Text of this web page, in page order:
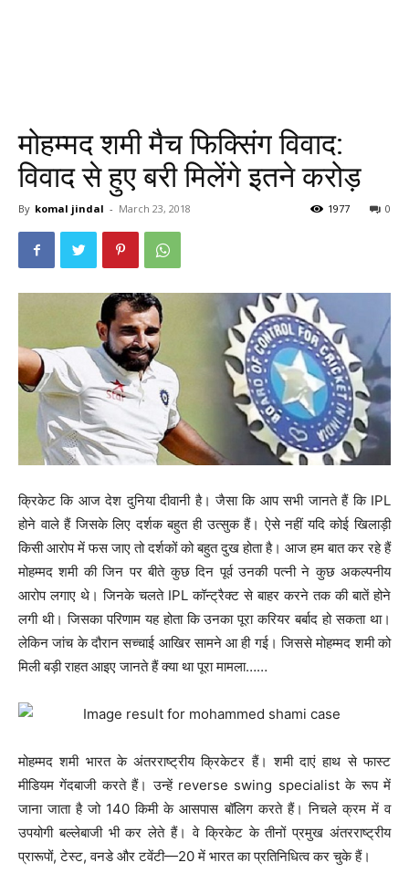
मोहम्मद शमी मैच फिक्सिंग विवाद:
विवाद से हुए बरी मिलेंगे इतने करोड़
By komal jindal - March 23, 2018 0
1977
क्रिकेट कि आज देश दुनिया दीवानी है। जैसा कि आप सभी जानते हैं कि IPL
होने वाले हैं जिसके लिए दर्शक बहुत ही उत्सुक हैं। ऐसे नहीं यदि कोई खिलाड़ी
किसी आरोप में फस जाए तो दर्शकों को बहुत दुख होता है। आज हम बात कर रहे हैं
मोहम्मद शमी की जिन पर बीते कुछ दिन पूर्व उनकी पत्नी ने कुछ अकल्पनीय
आरोप लगाए थे। जिनके चलते IPL कॉन्ट्रैक्ट से बाहर करने तक की बातें होने
लगी थी। जिसका परिणाम यह होता कि उनका पूरा करियर बर्बाद हो सकता था।
लेकिन जांच के दौरान सच्चाई आखिर सामने आ ही गई। जिससे मोहम्मद शमी को
मिली बड़ी राहत आइए जानते हैं क्या था पूरा मामला……
मोहम्मद शमी भारत के अंतरराष्ट्रीय क्रिकेटर हैं। शमी दाएं हाथ से फास्ट
मीडियम गेंदबाजी करते हैं। उन्हें reverse swing specialist के रूप में
जाना जाता है जो 140 किमी के आसपास बॉलिग करते हैं। निचले क्रम में व
उपयोगी बल्लेबाजी भी कर लेते हैं। वे क्रिकेट के तीनों प्रमुख अंतरराष्ट्रीय
प्रारूपों, टेस्ट, वनडे और टवेंटी—20 में भारत का प्रतिनिधित्व कर चुके हैं।